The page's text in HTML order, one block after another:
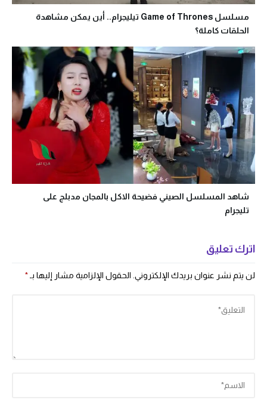
مسلسل Game of Thrones تيليجرام.. أين يمكن مشاهدة
الحلقات كاملة؟
شاهد المسلسل الصيني فضيحة الاكل بالمجان مدبلج على
تليجرام
اترك تعليق
لن يتم نشر عنوان بريدك الإلكتروني. الحقول الإلزامية مشار إليها بـ *